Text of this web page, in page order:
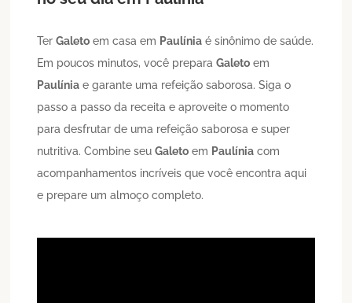
TerGaleto em casa em Paulínia é sinônimo de saúde.
Em poucos minutos, você preparaGaleto em
Paulínia e garante uma refeição saborosa. Siga o
passo a passo da receita e aproveite o momento
para desfrutar de uma refeição saborosa e super
nutritiva. Combine seuGaleto em Paulínia com
acompanhamentos incríveis que você encontra aqui
e prepare um almoço completo.